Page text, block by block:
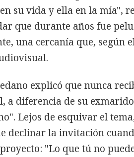
su vida y ella en la mía",
que durante años fue
una cercanía que, según
explicó que nunca
a diferencia de su
Lejos de esquivar el
declinar la invitación
"Lo que tú no